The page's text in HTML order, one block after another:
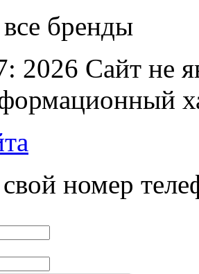
бренды
2026 Сайт не
свой номер